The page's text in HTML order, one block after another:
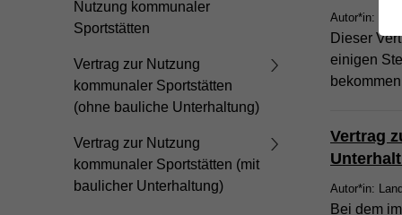
Nutzung kommunaler
Sportstätten
Vertrag zur Nutzung
kommunaler Sportstätten
(ohne bauliche Unterhaltung)
Vertrag zur Nutzung
kommunaler Sportstätten (mit
baulicher Unterhaltung)
Autor*in:
Dieser
einigen
Vertrag
Autor*in:
Bei dem